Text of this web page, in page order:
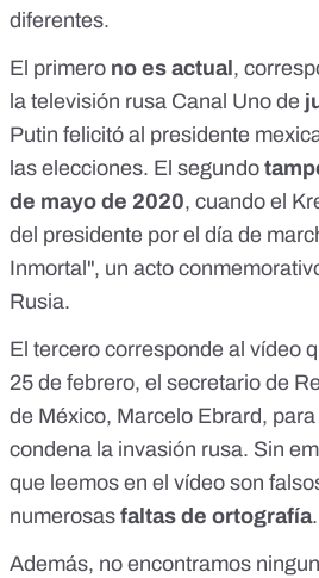
diferentes.
El primero no es actual,
la televisión rusa Canal Uno de
Putin felicitó al presidente
las elecciones. El segundo
de mayo de 2020, cuando el
del presidente por el día de
Inmortal", un acto
Rusia.
El tercero corresponde al vídeo
25 de febrero, el secretario de
de México, Marcelo Ebrard,
condena la invasión rusa. Sin
que leemos en el vídeo son
numerosas faltas de ortografía.
Además, no encontramos